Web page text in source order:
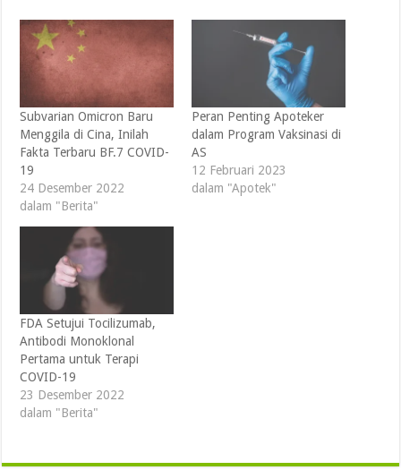
Subvarian Omicron Baru
Menggila di Cina, Inilah
Fakta Terbaru BF.7 COVID-
19
24 Desember 2022
dalam "Berita"
Peran Penting Apoteker
dalam Program Vaksinasi di
AS
12 Februari 2023
dalam "Apotek"
FDA Setujui Tocilizumab,
Antibodi Monoklonal
Pertama untuk Terapi
COVID-19
23 Desember 2022
dalam "Berita"